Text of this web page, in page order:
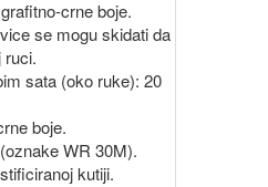
crne boje.
se mogu skidati da
ruci.
sata (oko ruke): 20
boje.
WR 30M).
kutiji.